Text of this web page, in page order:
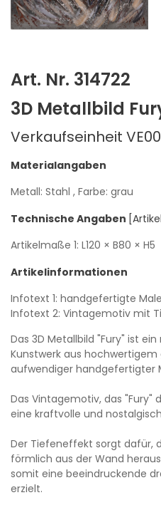
Art. Nr. 314722
3D Metallbild
Verkaufseinheit
Materialangaben
Metall: Stahl , Farbe: grau
Technische Angaben
Artikelmaße 1: L120 × B80 × H5
Artikelinformationen
Infotext 1: handgefertigte
Infotext 2: Vintagemotiv mit
Das 3D Metallbild "Fury" ist
Kunstwerk aus
aufwendiger handgefertigter
Das Vintagemotiv, das "Fury"
eine kraftvolle und
Der Tiefeneffekt sorgt dafür,
förmlich aus der Wand
somit eine beeindruckende
erzielt.